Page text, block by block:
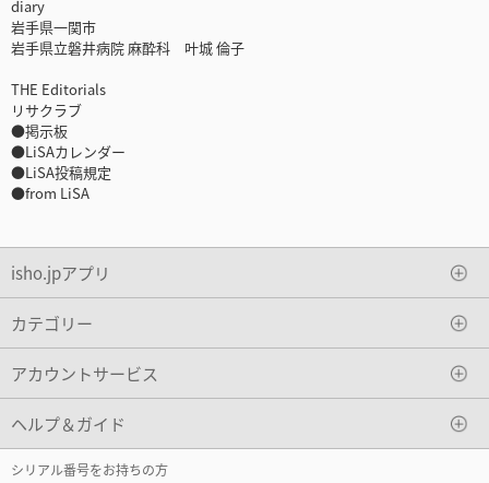
diary
岩手県一関市
岩手県立磐井病院 麻酔科 叶城 倫子
THE Editorials
リサクラブ
●掲示板
●LiSAカレンダー
●LiSA投稿規定
●from LiSA
isho.jpアプリ
カテゴリー
アカウントサービス
ヘルプ＆ガイド
シリアル番号をお持ちの方